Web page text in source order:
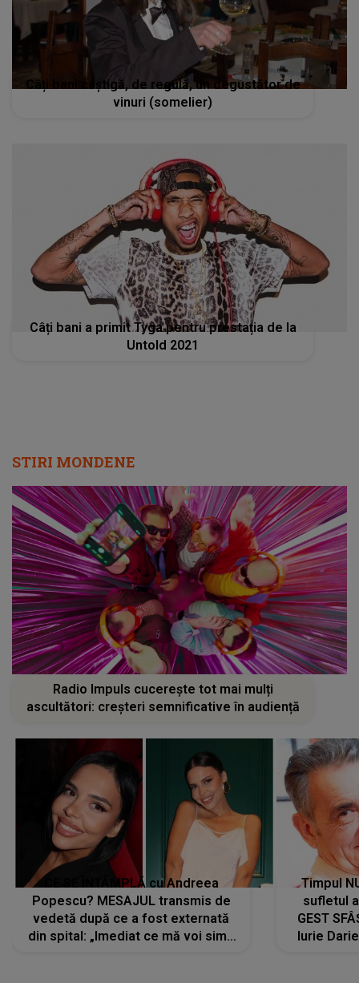
Câți bani câștigă, de regulă, un degustător de
vinuri (somelier)
Câți bani a primit Tyga pentru prestația de la
Untold 2021
STIRI MONDENE
Radio Impuls cucerește tot mai mulți
ascultători: creșteri semnificative în audiență
CE SE ÎNTÂMPLĂ cu Andreea
Popescu? MESAJUL transmis de
vedetă după ce a fost externată
din spital: „Imediat ce mă voi simți
Timpul
sufletul
GEST
Iurie